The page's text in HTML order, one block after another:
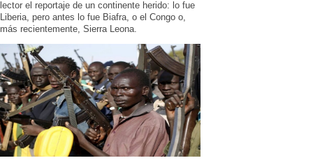
lector el reportaje de un continente herido: lo fue
Liberia, pero antes lo fue Biafra, o el Congo o,
más recientemente, Sierra Leona.